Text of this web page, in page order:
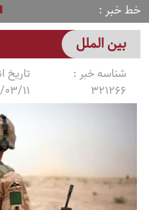
خط خبر
بین الملل
شناسه خبر :
321266
تاریخ
1405/03/11